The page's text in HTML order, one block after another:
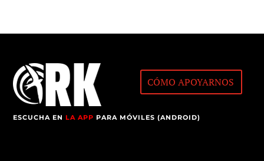
CÓMO APOYARNOS
ESCUCHA ENLA APP PARA MÓVILES (ANDROID)